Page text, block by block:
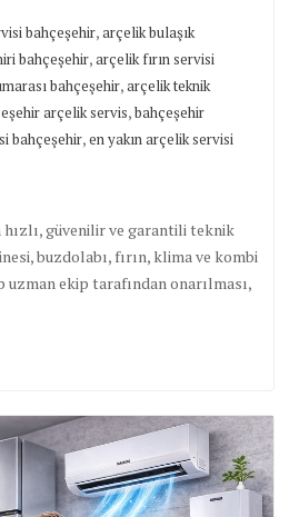
bahçeşehir,arçelik bulaşık
bahçeşehir,arçelik fırın servisi
bahçeşehir,arçelik teknik
arçelik servis,bahçeşehir
bahçeşehir,en yakın arçelik servisi
hızlı, güvenilir ve garantili teknik
buzdolabı, fırın, klima ve kombi
ekip tarafından onarılması,